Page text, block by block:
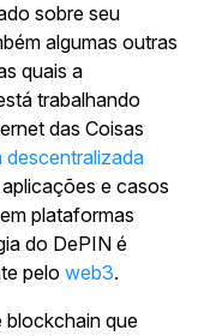
sobre seu
algumas outras
quais a
trabalhando
das Coisas
descentralizada
e casos
plataformas
do DePIN é
pelo web3.
blockchain que